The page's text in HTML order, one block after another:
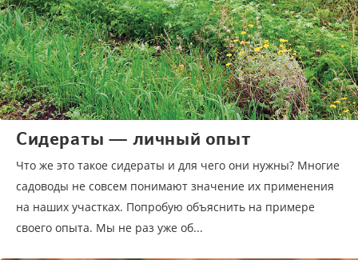
Сидераты — личный опыт
Что же это такое сидераты и для чего они нужны? Многие
садоводы не совсем понимают значение их применения
на наших участках. Попробую объяснить на примере
своего опыта. Мы не раз уже об...